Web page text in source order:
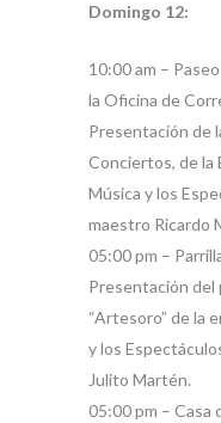
Domingo 12:
10:00 am –
la Oficina de
Presentación de
Conciertos, de la
Música y los
maestro Ricardo
05:00 pm –
Presentación
“Artesoro” de la
y los
Julito Martén.
05:00 pm – Casa